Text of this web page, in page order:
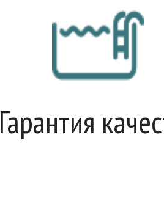
Гарантия